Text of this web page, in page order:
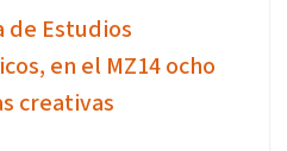
de Estudios
en el MZ14 ocho
creativas